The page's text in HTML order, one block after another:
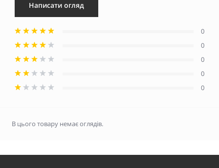
Написати огляд
0
0
0
0
0
В цього товару немає оглядів.